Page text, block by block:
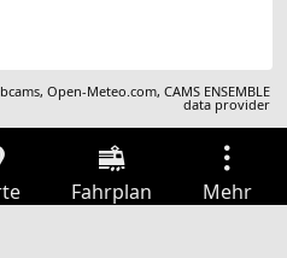
,Open-Meteo.com,CAMS ENSEMBLE
data provider
Fahrplan Mehr